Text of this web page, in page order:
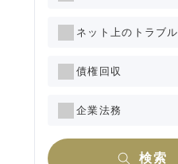
ネット上のトラブル
債権回収
企業法務
検索